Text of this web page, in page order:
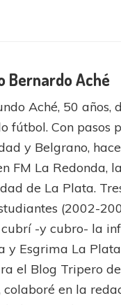
Bernardo Aché
Aché, 50 años,
fútbol. Con pasos
y Belgrano,
FM La Redonda,
de La Plata.
(2002-
cubrí -y cubro- la
y Esgrima La
el Blog Tripero
colaboré en la